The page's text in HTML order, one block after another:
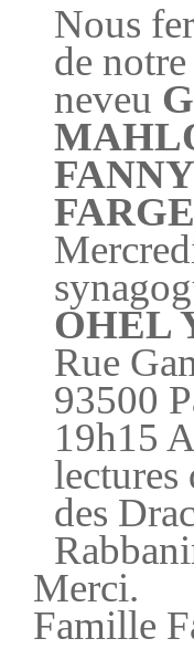
Nous
de
neveu
OHEL
Rue
93500
19h15
lectures
des
Merci.
Famille